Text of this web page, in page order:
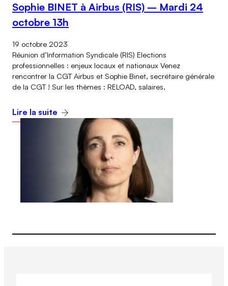
Airbus Operations SAS
Airbus SAS
Sophie BINET à Airbus (RIS) – Mardi 24
octobre 13h
19 octobre 2023
Réunion d’Information Syndicale (RIS) Elections
professionnelles : enjeux locaux et nationaux Venez
rencontrer la CGT Airbus et Sophie Binet, secrétaire générale
de la CGT ! Sur les thèmes : RELOAD, salaires,
Lire la suite